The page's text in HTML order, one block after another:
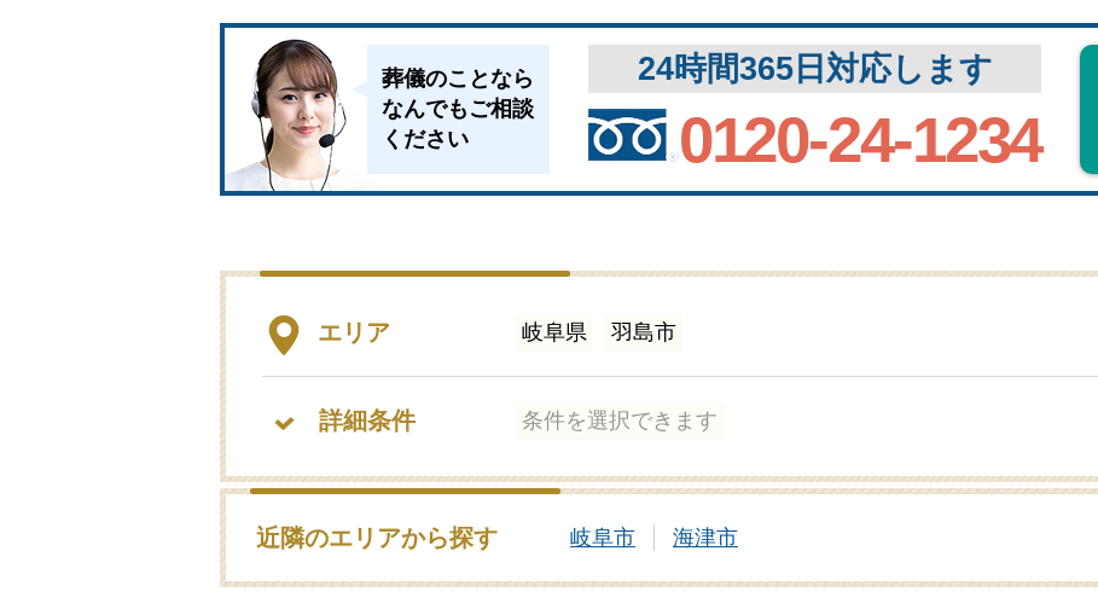
葬儀のことなら
なんでもご相談
ください
24時間365日対応します
0120-24-1234
エリア 岐阜県 羽島市
詳細条件 条件を選択できます
近隣のエリアから探す 岐阜市 海津市